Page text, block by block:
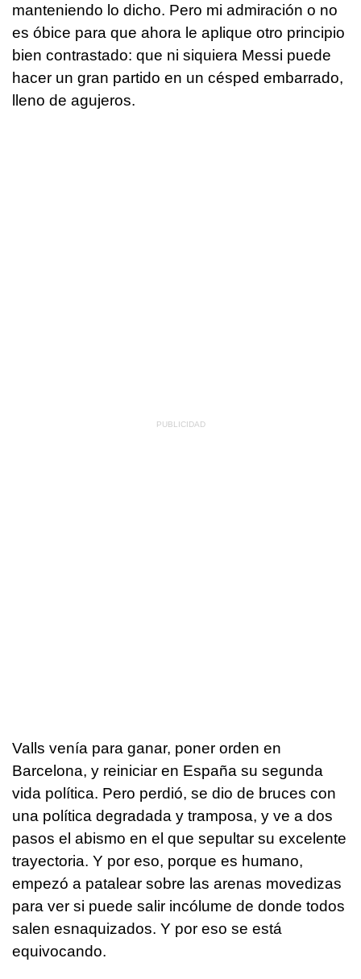
manteniendo lo dicho. Pero mi admiración o no
es óbice para que ahora le aplique otro principio
bien contrastado: que ni siquiera Messi puede
hacer un gran partido en un césped embarrado,
lleno de agujeros.
Valls venía para ganar, poner orden en
Barcelona, y reiniciar en España su segunda
vida política. Pero perdió, se dio de bruces con
una política degradada y tramposa, y ve a dos
pasos el abismo en el que sepultar su excelente
trayectoria. Y por eso, porque es humano,
empezó a patalear sobre las arenas movedizas
para ver si puede salir incólume de donde todos
salen esnaquizados. Y por eso se está
equivocando.